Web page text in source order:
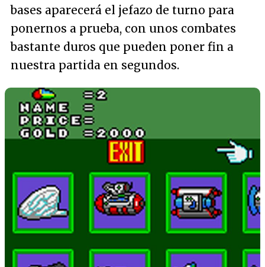
bases aparecerá el jefazo de turno para
ponernos a prueba, con unos combates
bastante duros que pueden poner fin a
nuestra partida en segundos.